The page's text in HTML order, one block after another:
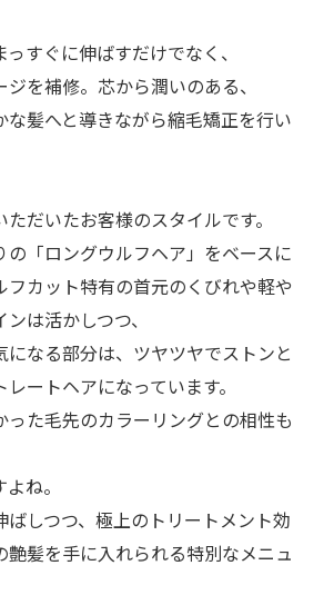
すぐに伸ばすだけでなく、
を補修。芯から潤いのある、
な髪へと導きながら縮毛矯正を行い
だいたお客様のスタイルです。
の「ロングウルフヘア」をベースに
カット特有の首元のくびれや軽や
は活かしつつ、
になる部分は、ツヤツヤでストンと
ートヘアになっています。
った毛先のカラーリングとの相性も
ね。
ばしつつ、極上のトリートメント効
艶髪を手に入れられる特別なメニュ